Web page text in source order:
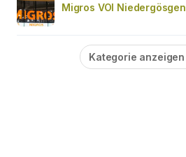
Migros VOI Niedergösgen
Kategorie anzeigen